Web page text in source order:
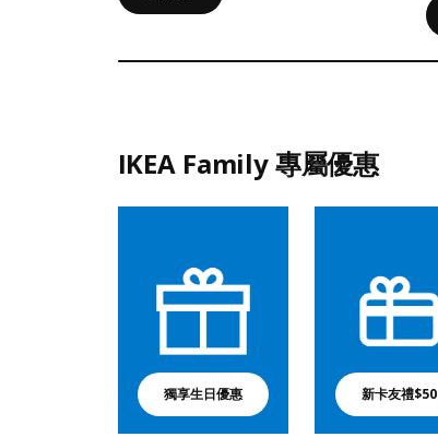
IKEA Family 專屬優惠
獨享生日優惠 新卡友禮$50